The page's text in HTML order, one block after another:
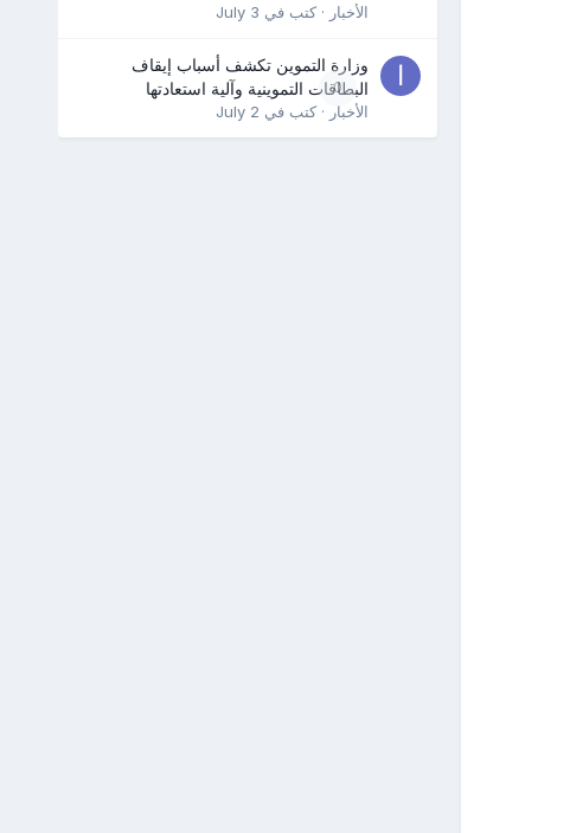
الأخبار · كتب في July 3
0
وزارة التموين تكشف أسباب إيقاف
البطاقات التموينية وآلية استعادتها
الأخبار · كتب في July 2